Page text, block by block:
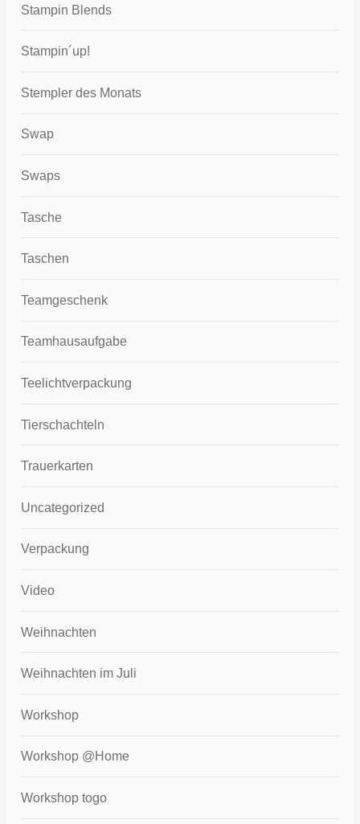
Stampin Blends
Stampin´up!
Stempler des Monats
Swap
Swaps
Tasche
Taschen
Teamgeschenk
Teamhausaufgabe
Teelichtverpackung
Tierschachteln
Trauerkarten
Uncategorized
Verpackung
Video
Weihnachten
Weihnachten im Juli
Workshop
Workshop @Home
Workshop togo